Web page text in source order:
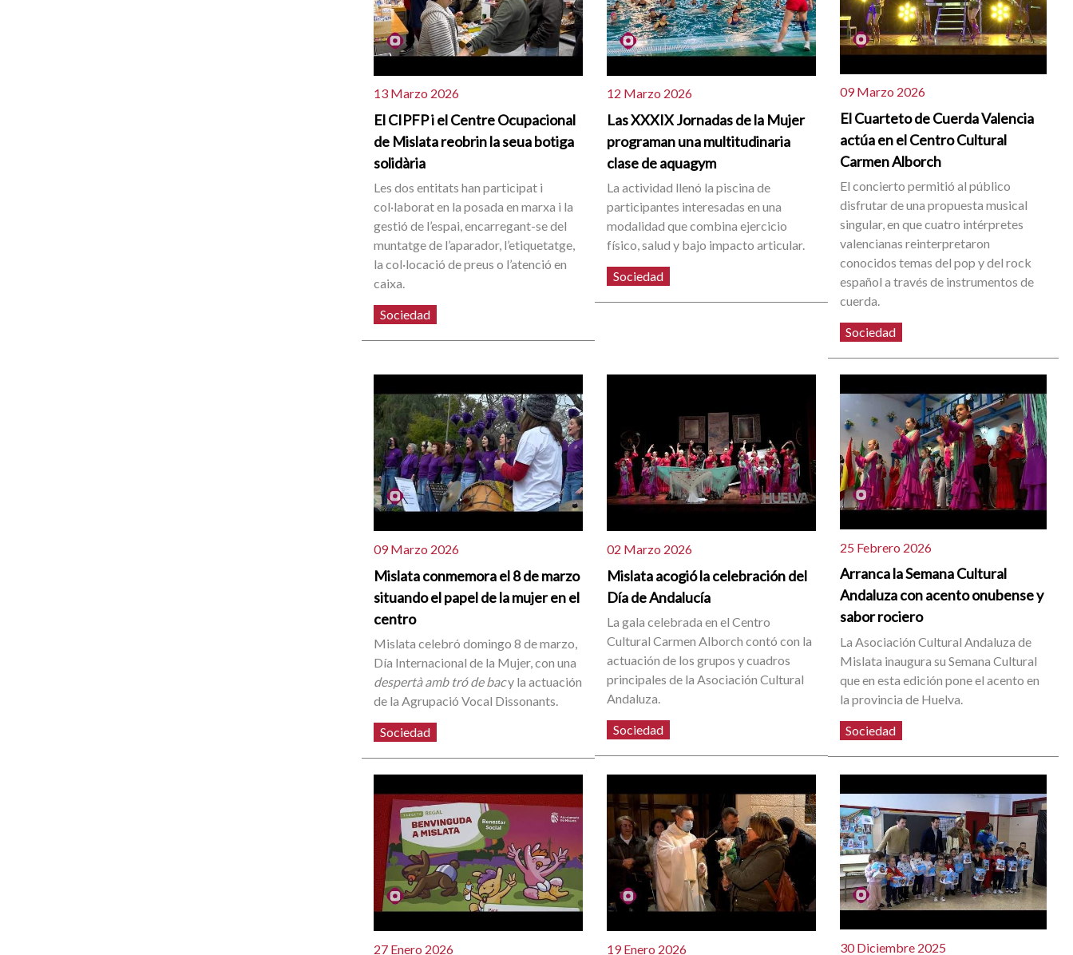
13 Marzo 2026
El CIPFP i el Centre Ocupacional
de Mislata reobrin la seua botiga
solidària
Les dos entitats han participat i
col·laborat en la posada en marxa i la
gestió de l’espai, encarregant-se del
muntatge de l’aparador, l’etiquetatge,
la col·locació de preus o l’atenció en
caixa.
Sociedad
12 Marzo 2026
Las XXXIX Jornadas de la Mujer
programan una multitudinaria
clase de aquagym
La actividad llenó la piscina de
participantes interesadas en una
modalidad que combina ejercicio
físico, salud y bajo impacto articular.
Sociedad
09 Marzo 2026
El Cuarteto de Cuerda Valencia
actúa en el Centro Cultural
Carmen Alborch
El concierto permitió al público
disfrutar de una propuesta musical
singular, en que cuatro intérpretes
valencianas reinterpretaron
conocidos temas del pop y del rock
español a través de instrumentos de
cuerda.
Sociedad
09 Marzo 2026
Mislata conmemora el 8 de marzo
situando el papel de la mujer en el
centro
Mislata celebró domingo 8 de marzo,
Día Internacional de la Mujer, con una
despertà amb tró de bacy la actuación
de la Agrupació Vocal Dissonants.
Sociedad
02 Marzo 2026
Mislata acogió la celebración del
Día de Andalucía
La gala celebrada en el Centro
Cultural Carmen Alborch contó con la
actuación de los grupos y cuadros
principales de la Asociación Cultural
Andaluza.
Sociedad
25 Febrero 2026
Arranca la Semana Cultural
Andaluza con acento onubense y
sabor rociero
La Asociación Cultural Andaluza de
Mislata inaugura su Semana Cultural
que en esta edición pone el acento en
la provincia de Huelva.
Sociedad
27 Enero 2026 19 Enero 2026 30 Diciembre 2025